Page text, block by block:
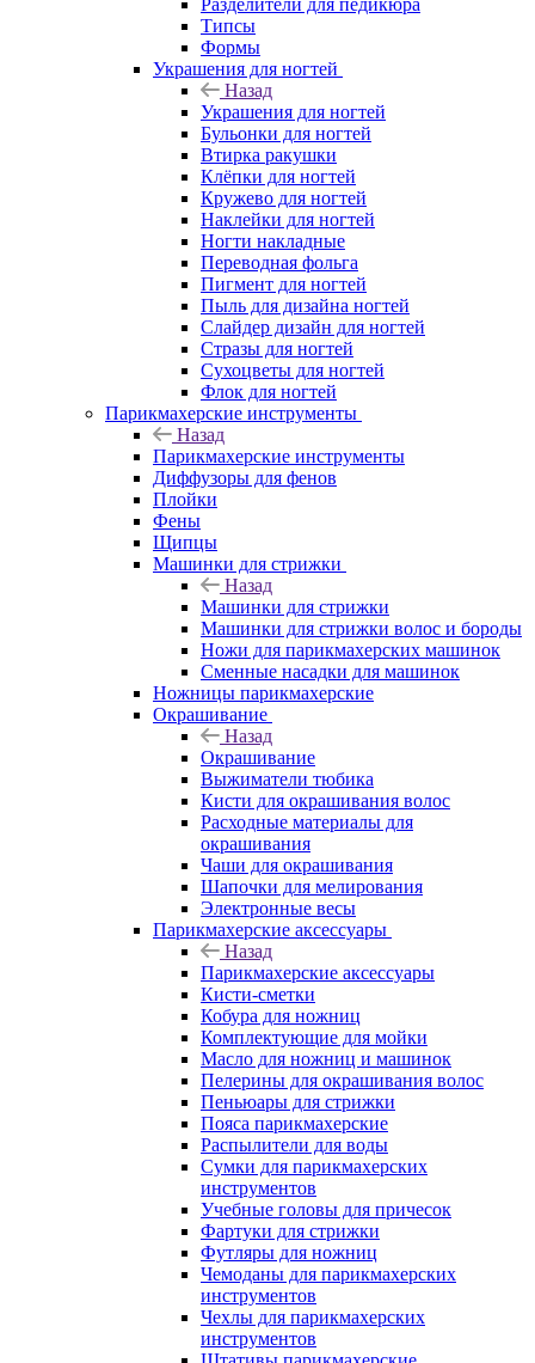
Разделители для педикюра
Типсы
Формы
Украшения для ногтей
Назад
Украшения для ногтей
Бульонки для ногтей
Втирка ракушки
Клёпки для ногтей
Кружево для ногтей
Наклейки для ногтей
Ногти накладные
Переводная фольга
Пигмент для ногтей
Пыль для дизайна ногтей
Слайдер дизайн для ногтей
Стразы для ногтей
Сухоцветы для ногтей
Флок для ногтей
Парикмахерские инструменты
Назад
Парикмахерские инструменты
Диффузоры для фенов
Плойки
Фены
Щипцы
Машинки для стрижки
Назад
Машинки для стрижки
Машинки для стрижки волос и бороды
Ножи для парикмахерских машинок
Сменные насадки для машинок
Ножницы парикмахерские
Окрашивание
Назад
Окрашивание
Выжиматели тюбика
Кисти для окрашивания волос
Расходные материалы для
окрашивания
Чаши для окрашивания
Шапочки для мелирования
Электронные весы
Парикмахерские аксессуары
Назад
Парикмахерские аксессуары
Кисти-сметки
Кобура для ножниц
Комплектующие для мойки
Масло для ножниц и машинок
Пелерины для окрашивания волос
Пеньюары для стрижки
Пояса парикмахерские
Распылители для воды
Сумки для парикмахерских
инструментов
Учебные головы для причесок
Фартуки для стрижки
Футляры для ножниц
Чемоданы для парикмахерских
инструментов
Чехлы для парикмахерских
инструментов